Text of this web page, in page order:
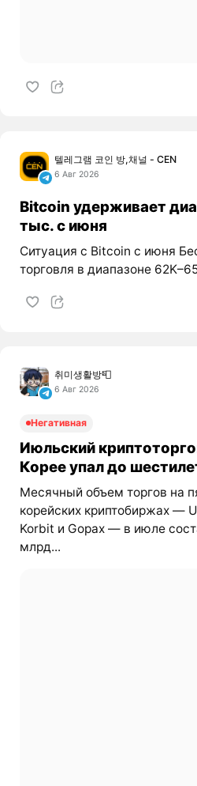
텔레그램 코인 방,채널 - CEN
6 Авг 2026
Bitcoin удерживает
тыс. с июня
Ситуация с Bitcoin с июня
торговля в диапазоне
취미생활방📮
6 Авг 2026
Негативная
Июльский
Корее упал до
Месячный объем торгов на
корейских криптобиржах —
Korbit и Gopax — в июле
млрд...